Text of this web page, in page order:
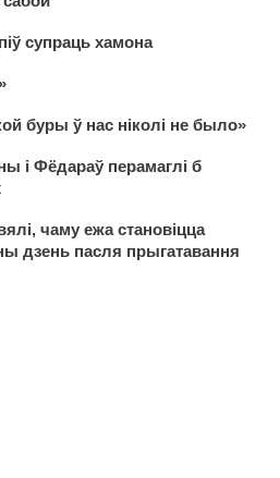
супраць хамона
буры ў нас ніколі не было»
і Фёдараў перамаглі б
чаму ежа становіцца
дзень пасля прыгатавання